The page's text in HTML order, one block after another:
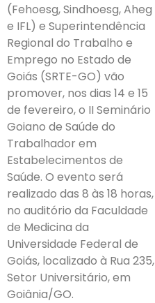
(Fehoesg, Sindhoesg, Aheg
e IFL) e Superintendência
Regional do Trabalho e
Emprego no Estado de
Goiás (SRTE-GO) vão
promover, nos dias 14 e 15
de fevereiro, o II Seminário
Goiano de Saúde do
Trabalhador em
Estabelecimentos de
Saúde. O evento será
realizado das 8 às 18 horas,
no auditório da Faculdade
de Medicina da
Universidade Federal de
Goiás, localizado à Rua 235,
Setor Universitário, em
Goiânia/GO.